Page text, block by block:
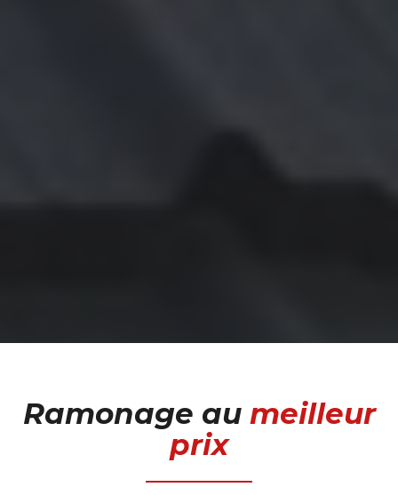
Ramonage au meilleur
prix